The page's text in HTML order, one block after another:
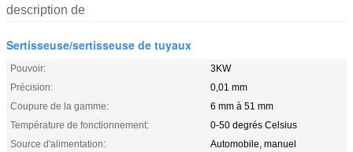
description de
Sertisseuse/sertisseuse de tuyaux
Pouvoir:
3KW
Précision:
0,01 mm
Coupure de la gamme:
6 mm à 51 mm
Température de fonctionnement:
0-50 degrés Celsius
Source d'alimentation:
Automobile, manuel